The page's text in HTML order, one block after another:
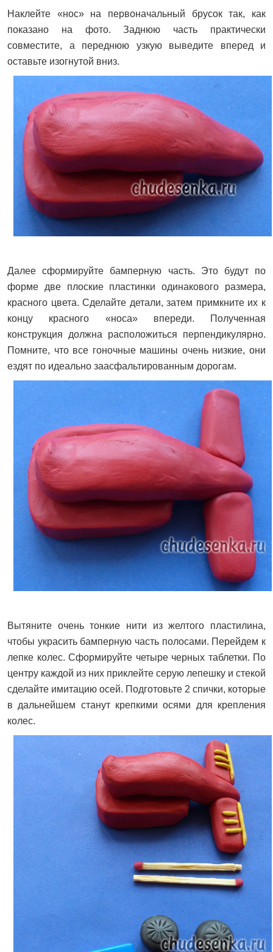
Наклейте «нос» на первоначальный брусок так, как
показано на фото. Заднюю часть практически
совместите, а переднюю узкую выведите вперед и
оставьте изогнутой вниз.
Далее сформируйте бамперную часть. Это будут по
форме две плоские пластинки одинакового размера,
красного цвета. Сделайте детали, затем примкните их к
концу красного «носа» впереди. Полученная
конструкция должна расположиться перпендикулярно.
Помните, что все гоночные машины очень низкие, они
ездят по идеально заасфальтированным дорогам.
Вытяните очень тонкие нити из желтого пластилина,
чтобы украсить бамперную часть полосами. Перейдем к
лепке колес. Сформируйте четыре черных таблетки. По
центру каждой из них приклейте серую лепешку и стекой
сделайте имитацию осей. Подготовьте 2 спички, которые
в дальнейшем станут крепкими осями для крепления
колес.